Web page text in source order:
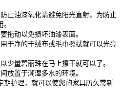
油漆氧化请避免阳光直射，为防止
动以免损坏油漆表面。
净的干绒布或毛巾擦拭就可以光亮
量碧丽珠在马上擦干就可以了。
置于潮湿多水的环境。
护理，就可以使您的家具历久常新